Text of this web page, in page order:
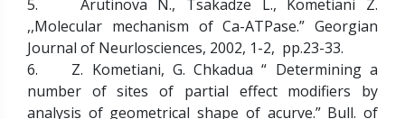
5. Arutinova N., Tsakadze L., Kometiani Z.
,,Molecular mechanism of Ca-ATPase.” Georgian
Journal of Neurlosciences, 2002, 1-2, pp.23-33.
6. Z. Kometiani, G. Chkadua “ Determining a
number of sites of partial effect modifiers by
analysis of geometrical shape of acurve.” Bull. of